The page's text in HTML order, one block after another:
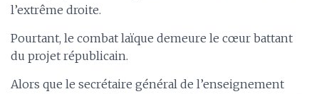
l’extrême droite.
Pourtant, le combat laïque demeure le cœur battant
du projet républicain.
Alors que le secrétaire général de l’enseignement